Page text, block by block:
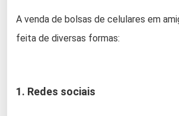
A venda de bolsas de celulares em
feita de diversas formas:
1. Redes sociais